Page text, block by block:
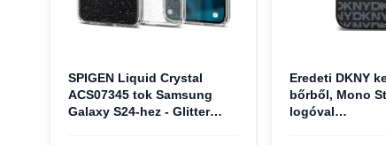
SPIGEN Liquid Crystal
ACS07345 tok Samsung
Galaxy S24-hez - Glitter
Eredeti DKNY
bőrből, Mono
logóval